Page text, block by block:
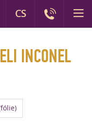
INCONEL
CS